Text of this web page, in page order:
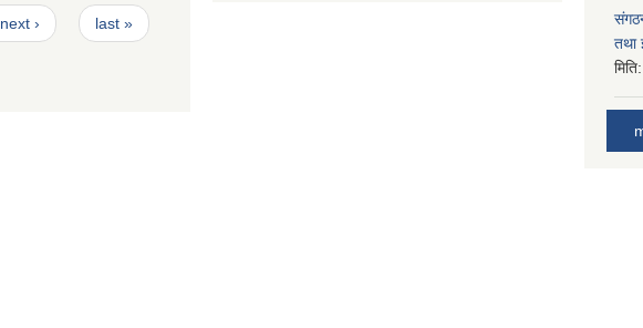
next › last »
तथा
मिति: